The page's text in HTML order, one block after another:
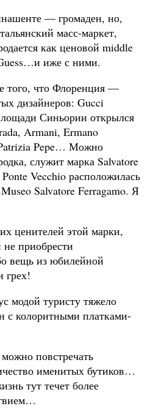
— громаден, но,
масс-маркет,
как ценовой middle
иже с ними.
того, что Флоренция —
дизайнеров: Gucci
Синьории открылся
Armani, Ermano
Pepe… Можно
служит марка Salvatore
Vecchio расположилась
Salvatore Ferragamo. Я
ценителей этой марки,
приобрести
вещь из юбилейной
грех!
модой туристу тяжело
с колоритными платками-
повстречать
именитых бутиков…
тут течет более